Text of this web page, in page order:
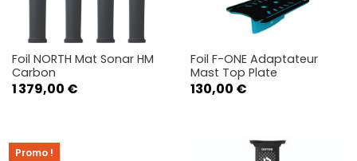
Foil NORTH Mat Sonar HM
Carbon
Prix
1 379,00 €
Foil F-ONE Adaptateur
Mast Top Plate
Prix
130,00 €
Promo !